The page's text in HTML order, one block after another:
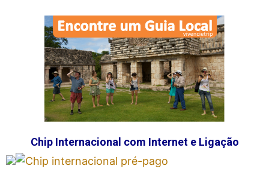
Chip Internacional com Internet e Ligação